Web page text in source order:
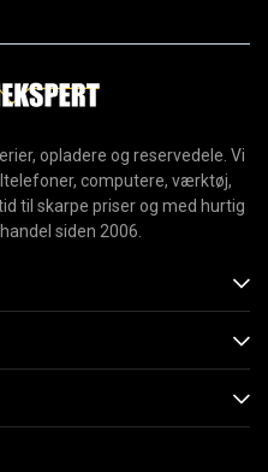
opladere og reservedele. Vi
computere, værktøj,
til skarpe priser og med hurtig
siden 2006.